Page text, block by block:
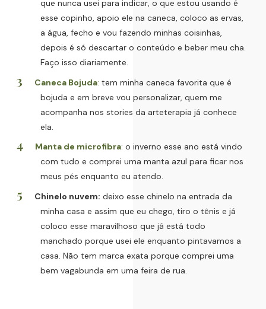
que nunca usei para indicar, o que estou usando é
esse copinho, apoio ele na caneca, coloco as ervas,
a água, fecho e vou fazendo minhas coisinhas,
depois é só descartar o conteúdo e beber meu cha.
Faço isso diariamente.
Caneca Bojuda: tem minha caneca favorita que é
bojuda e em breve vou personalizar, quem me
acompanha nos stories da arteterapia já conhece
ela.
Manta de microfibra: o inverno esse ano está vindo
com tudo e comprei uma manta azul para ficar nos
meus pés enquanto eu atendo.
Chinelo nuvem: deixo esse chinelo na entrada da
minha casa e assim que eu chego, tiro o tênis e já
coloco esse maravilhoso que já está todo
manchado porque usei ele enquanto pintavamos a
casa. Não tem marca exata porque comprei uma
bem vagabunda em uma feira de rua.